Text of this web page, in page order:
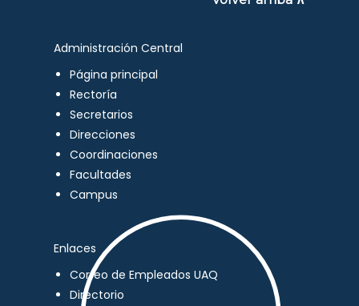
Administración Central
Página principal
Rectoría
Secretarios
Direcciones
Coordinaciones
Facultades
Campus
Enlaces
Correo de Empleados UAQ
Directorio